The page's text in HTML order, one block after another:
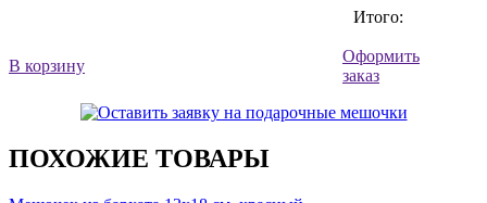
Итого:
В корзину
Оформить
заказ
ПОХОЖИЕ ТОВАРЫ